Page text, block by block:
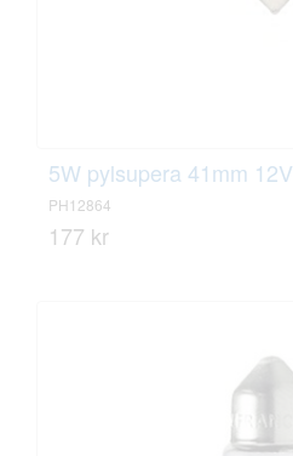
5W pylsupera 41mm 12V
PH12864
177 kr